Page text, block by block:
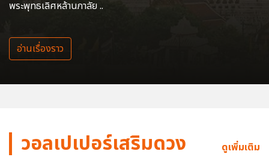
พระพุทธเลิศหล้านภาลัย ..
อ่านเรื่องราว
วอลเปเปอร์เสริมดวง ดูเพิ่มเติม